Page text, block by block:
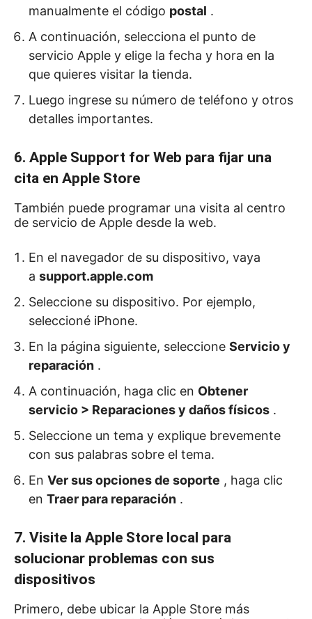
manualmente el código postal .
A continuación, selecciona el punto de
servicio Apple y elige la fecha y hora en la
que quieres visitar la tienda.
Luego ingrese su número de teléfono y otros
detalles importantes.
6. Apple Support for Web para fijar una
cita en Apple Store
También puede programar una visita al centro
de servicio de Apple desde la web.
En el navegador de su dispositivo, vaya
a support.apple.com
Seleccione su dispositivo. Por ejemplo,
seleccioné iPhone.
En la página siguiente, seleccione Servicio y
reparación .
A continuación, haga clic en Obtener
servicio > Reparaciones y daños físicos .
Seleccione un tema y explique brevemente
con sus palabras sobre el tema.
En Ver sus opciones de soporte , haga clic
en Traer para reparación .
7. Visite la Apple Store local para
solucionar problemas con sus
dispositivos
Primero, debe ubicar la Apple Store más